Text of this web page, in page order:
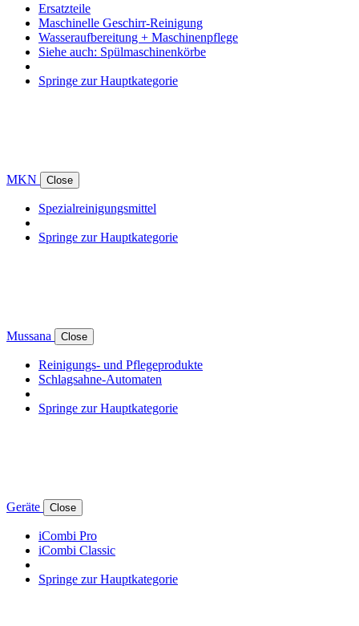
Ersatzteile
Maschinelle Geschirr-Reinigung
Wasseraufbereitung + Maschinenpflege
Siehe auch: Spülmaschinenkörbe
Springe zur Hauptkategorie
MKN Close
Spezialreinigungsmittel
Springe zur Hauptkategorie
Mussana Close
Reinigungs- und Pflegeprodukte
Schlagsahne-Automaten
Springe zur Hauptkategorie
Geräte Close
iCombi Pro
iCombi Classic
Springe zur Hauptkategorie